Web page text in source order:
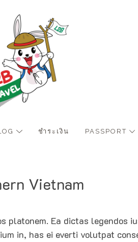
ชำระเงิน PASSPORT
Vietnam
Ea dictas legendos
in, has ei everti volutpat